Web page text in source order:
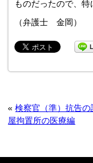
ものだったので、特
（弁護士 金岡）
«検察官（準）抗告
屋拘置所の医療編